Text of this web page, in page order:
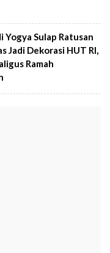
Yogya Sulap Ratusan
Jadi Dekorasi HUT RI,
Ramah